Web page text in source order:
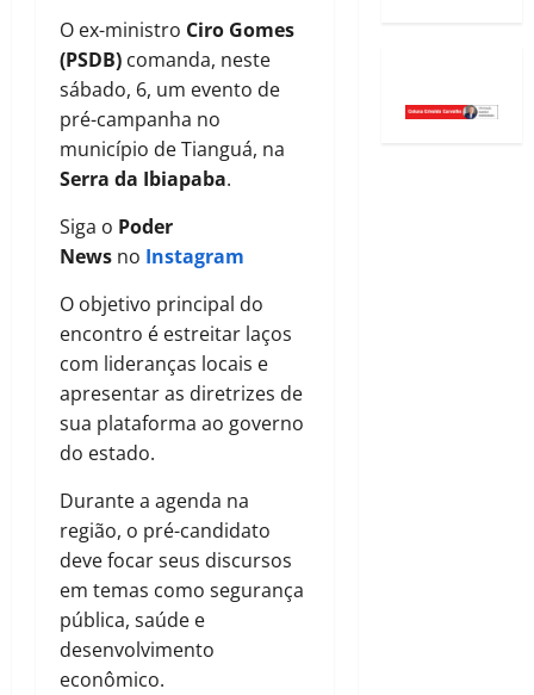
O ex-ministro Ciro Gomes
(PSDB) comanda, neste
sábado, 6, um evento de
pré-campanha no
município de Tianguá, na
Serra da Ibiapaba.
Siga o Poder
News no Instagram
O objetivo principal do
encontro é estreitar laços
com lideranças locais e
apresentar as diretrizes de
sua plataforma ao governo
do estado.
Durante a agenda na
região, o pré-candidato
deve focar seus discursos
em temas como segurança
pública, saúde e
desenvolvimento
econômico.